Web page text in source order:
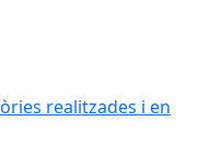
realitzades i en